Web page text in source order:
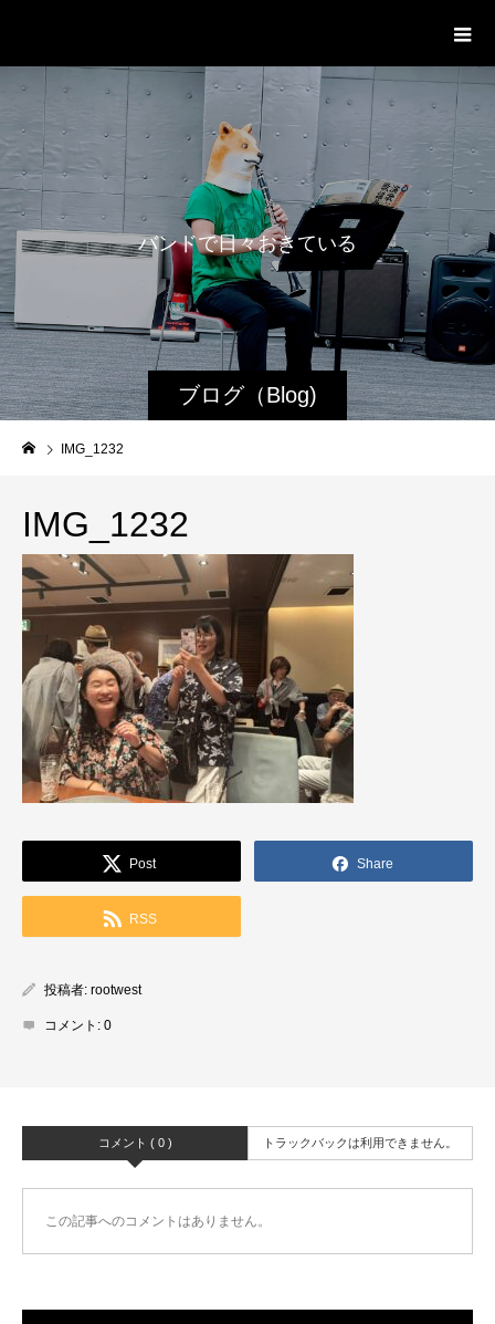
ブログ（Blog)
バンドで日々おきている日
IMG_1232
IMG_1232
Post Share
RSS
投稿者: rootwest
コメント: 0
コメント ( 0 ) トラックバックは利用できません。
この記事へのコメントはありません。